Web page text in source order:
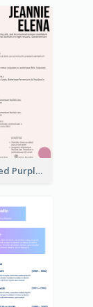
Distinguished Purple Modern Resume